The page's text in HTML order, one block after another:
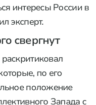
интересы России в
эксперт.
свергнут
по его
положение
Запада с